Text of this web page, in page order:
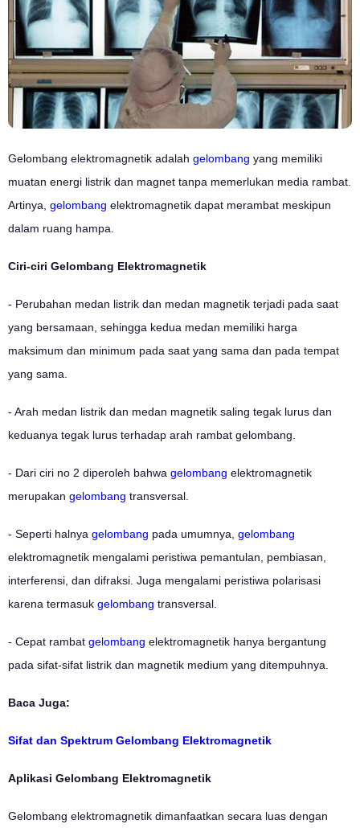
Gelombang elektromagnetik adalah gelombang yang memiliki
muatan energi listrik dan magnet tanpa memerlukan media rambat.
Artinya, gelombang elektromagnetik dapat merambat meskipun
dalam ruang hampa.
Ciri-ciri Gelombang Elektromagnetik
- Perubahan medan listrik dan medan magnetik terjadi pada saat
yang bersamaan, sehingga kedua medan memiliki harga
maksimum dan minimum pada saat yang sama dan pada tempat
yang sama.
- Arah medan listrik dan medan magnetik saling tegak lurus dan
keduanya tegak lurus terhadap arah rambat gelombang.
- Dari ciri no 2 diperoleh bahwa gelombang elektromagnetik
merupakan gelombang transversal.
- Seperti halnya gelombang pada umumnya, gelombang
elektromagnetik mengalami peristiwa pemantulan, pembiasan,
interferensi, dan difraksi. Juga mengalami peristiwa polarisasi
karena termasuk gelombang transversal.
- Cepat rambat gelombang elektromagnetik hanya bergantung
pada sifat-sifat listrik dan magnetik medium yang ditempuhnya.
Baca Juga:
Sifat dan Spektrum Gelombang Elektromagnetik
Aplikasi Gelombang Elektromagnetik
Gelombang elektromagnetik dimanfaatkan secara luas dengan